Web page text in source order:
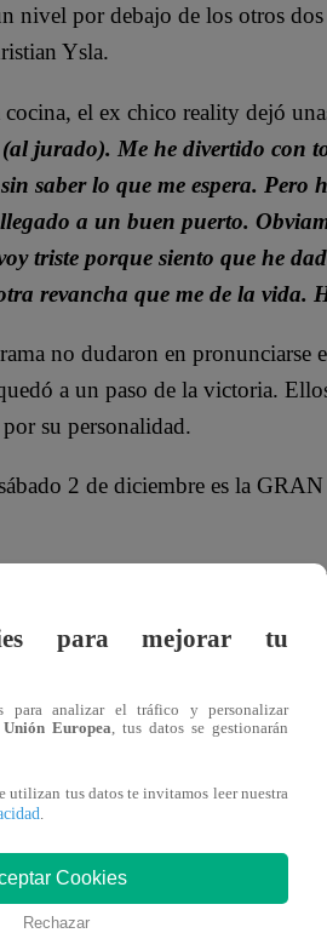
nivel por debajo de los otros
Ysla.
cocina, el ex chico reality dejó
(al jurado). Me he divertido con
saber lo que me espera. Pero
a un buen puerto.
triste porque siento que he
revancha que me de la vida.
no dudaron en pronunciarse
a un paso de la victoria.
su personalidad.
2 de diciembre es la
POR TANTA ALEGRÍA Y
competidores que más
jaja, siempre será nuestro
December 2, 2023
para mejorar tu
para analizar el tráfico y personalizar
Unión Europea , tus datos se gestionarán
utilizan tus datos te invitamos leer nuestra
Cookies
Rechazar